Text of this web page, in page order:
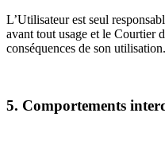
L’Utilisateur est seul
avant tout usage et le Courtier
conséquences de son utilisation.
5. Comportements